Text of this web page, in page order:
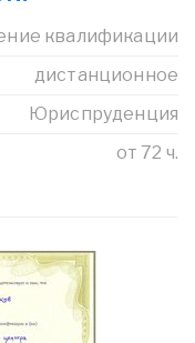
квалификации
дистанционное
Юриспруденция
от 72 ч.